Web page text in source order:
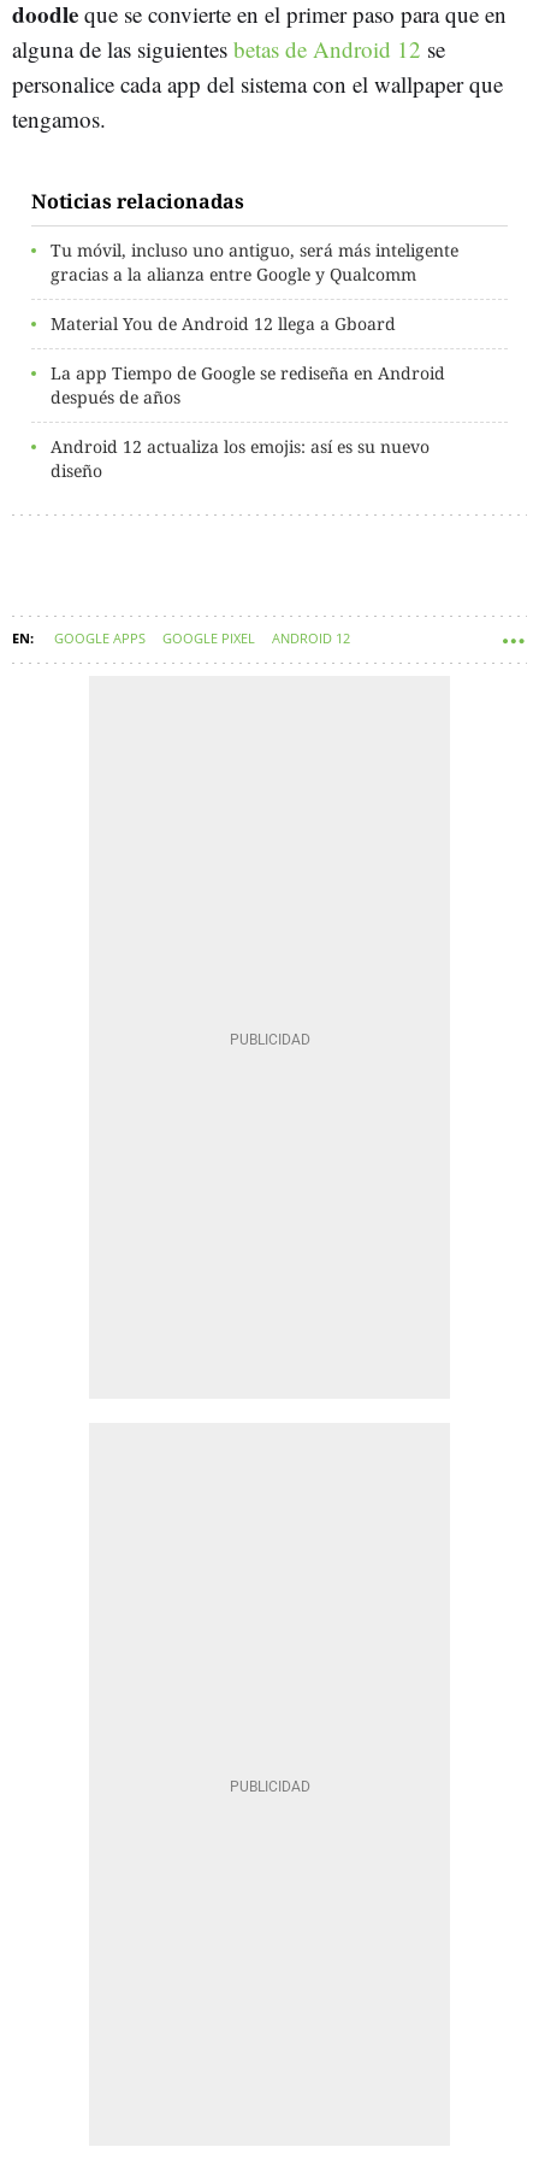
doodle que se convierte en el primer paso para que en
alguna de las siguientes betas de Android 12 se
personalice cada app del sistema con el wallpaper que
tengamos.
Noticias relacionadas
Tu móvil, incluso uno antiguo, será más inteligente
gracias a la alianza entre Google y Qualcomm
Material You de Android 12 llega a Gboard
La app Tiempo de Google se rediseña en Android
después de años
Android 12 actualiza los emojis: así es su nuevo
diseño
GOOGLE APPS GOOGLE PIXEL ANDROID 12